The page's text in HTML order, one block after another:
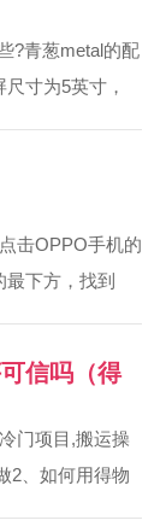
?青葱metal的配
寸为5英寸，
体重量信息未
摄像头：前置
摄像头为1300
属机身...
击OPPO手机的
下方，找到
设置界面中找
，选择USB调
。将手机和电
信吗（得
门项目,搬运操
2、如何用得物